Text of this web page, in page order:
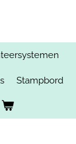
Stampbord